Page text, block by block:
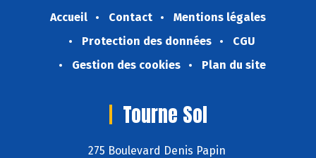
Accueil Contact
Mentions légales
Protection des données
CGU
Gestion des cookies
Plan du site
Tourne Sol
275 Boulevard Denis Papin